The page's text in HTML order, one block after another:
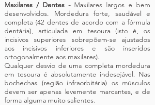
Maxilares / Dentes -Maxilares largos e bem
desenvolvidos. Mordedura forte, saudável e
completa (42 dentes de acordo com a fórmula
dentária), articulada em tesoura (isto é, os
incisivos superiores sobrepõem-se ajustados
aos incisivos inferiores e são inseridos
ortogonalmente aos maxilares).
Qualquer desvio de uma completa mordedura
em tesoura é absolutamente indesejável. Nas
bochechas (região infraorbitária) os músculos
devem ser apenas levemente marcantes, e de
forma alguma muito salientes.